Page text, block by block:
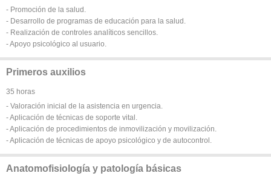
- Promoción de la salud.
- Desarrollo de programas de educación para la salud.
- Realización de controles analíticos sencillos.
- Apoyo psicológico al usuario.
Primeros auxilios
35 horas
- Valoración inicial de la asistencia en urgencia.
- Aplicación de técnicas de soporte vital.
- Aplicación de procedimientos de inmovilización y movilización.
- Aplicación de técnicas de apoyo psicológico y de autocontrol.
Anatomofisiología y patología básicas